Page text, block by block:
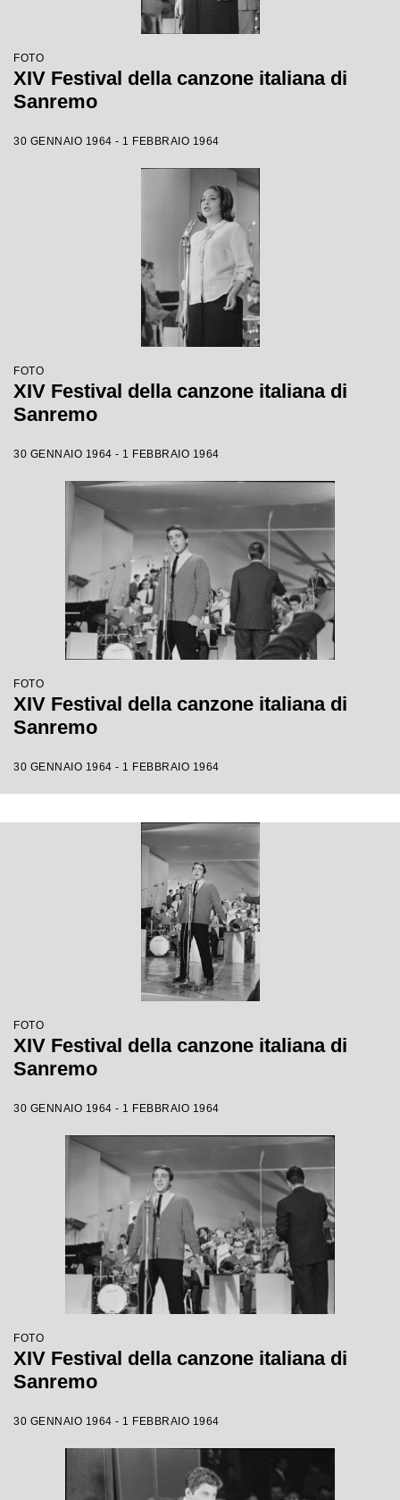
FOTO
XIV Festival della canzone italiana di
Sanremo
30 GENNAIO 1964 - 1 FEBBRAIO 1964
FOTO
XIV Festival della canzone italiana di
Sanremo
30 GENNAIO 1964 - 1 FEBBRAIO 1964
FOTO
XIV Festival della canzone italiana di
Sanremo
30 GENNAIO 1964 - 1 FEBBRAIO 1964
FOTO
XIV Festival della canzone italiana di
Sanremo
30 GENNAIO 1964 - 1 FEBBRAIO 1964
FOTO
XIV Festival della canzone italiana di
Sanremo
30 GENNAIO 1964 - 1 FEBBRAIO 1964